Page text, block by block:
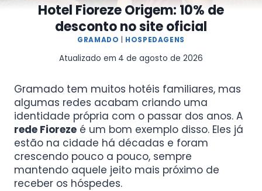
Hotel Fioreze Origem: 10% de
desconto no site oficial
GRAMADO HOSPEDAGENS
Atualizado em 4 de agosto de 2026
Gramado tem muitos hotéis familiares, mas
algumas redes acabam criando uma
identidade própria com o passar dos anos. A
rede Fioreze é um bom exemplo disso. Eles já
estão na cidade há décadas e foram
crescendo pouco a pouco, sempre
mantendo aquele jeito mais próximo de
receber os hóspedes.